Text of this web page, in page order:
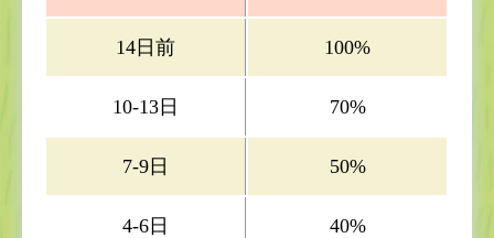
14日前 100%
10-13日 70%
7-9日 50%
4-6日 40%